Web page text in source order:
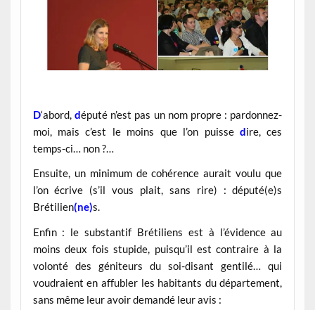
D‘abord, député n’est pas un nom propre : pardonnez-
moi, mais c’est le moins que l’on puissedire, ces
temps-ci… non ?…
Ensuite, un minimum de cohérence aurait voulu que
l’on écrive (s’il vous plait, sans rire) : député(e)s
Brétilien(ne)s.
Enfin : le substantif Brétiliens est à l’évidence au
moins deux fois stupide, puisqu’il est contraire à la
volonté des géniteurs du soi-disant gentilé… qui
voudraient en affubler les habitants du département,
sans même leur avoir demandé leur avis :